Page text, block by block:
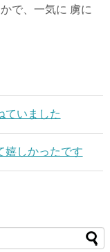
で、一気に 虜に
ていました
嬉しかったです